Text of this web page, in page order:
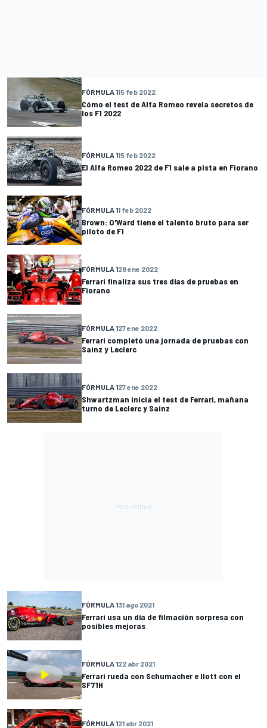
FÓRMULA 115 feb 2022
Cómo el test de Alfa Romeo revela secretos de
los F1 2022
FÓRMULA 115 feb 2022
El Alfa Romeo 2022 de F1 sale a pista en Fiorano
FÓRMULA 11 feb 2022
Brown: O'Ward tiene el talento bruto para ser
piloto de F1
FÓRMULA 128 ene 2022
Ferrari finaliza sus tres días de pruebas en
Fiorano
FÓRMULA 127 ene 2022
Ferrari completó una jornada de pruebas con
Sainz y Leclerc
FÓRMULA 127 ene 2022
Shwartzman inicia el test de Ferrari, mañana
turno de Leclerc y Sainz
FÓRMULA 131 ago 2021
Ferrari usa un día de filmación sorpresa con
posibles mejoras
FÓRMULA 122 abr 2021
Ferrari rueda con Schumacher e Ilott con el
SF71H
FÓRMULA 121 abr 2021